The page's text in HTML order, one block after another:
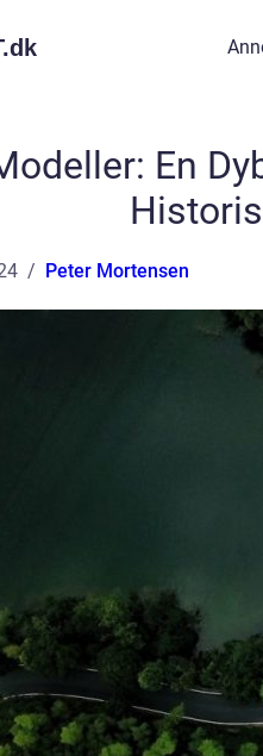
dk
En
Peter Mortensen